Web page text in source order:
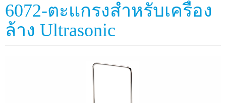
6072-ตะแกรงสำหรับเครื่อง
ล้าง Ultrasonic